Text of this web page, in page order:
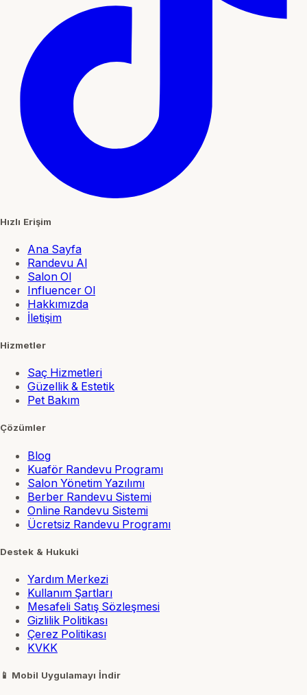
Hızlı Erişim
Ana Sayfa
Randevu Al
Salon Ol
Influencer Ol
Hakkımızda
İletişim
Hizmetler
Saç Hizmetleri
Güzellik & Estetik
Pet Bakım
Çözümler
Blog
Kuaför Randevu Programı
Salon Yönetim Yazılımı
Berber Randevu Sistemi
Online Randevu Sistemi
Ücretsiz Randevu Programı
Destek & Hukuki
Yardım Merkezi
Kullanım Şartları
Mesafeli Satış Sözleşmesi
Gizlilik Politikası
Çerez Politikası
KVKK
📱 Mobil Uygulamayı İndir